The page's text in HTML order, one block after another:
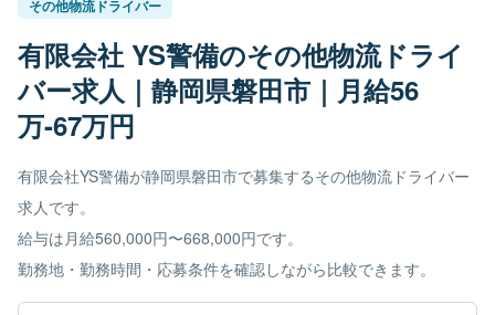
その他物流ドライバー
有限会社 YS警備のその他物流ドライ
バー求人｜静岡県磐田市｜月給56
万-67万円
有限会社YS警備が静岡県磐田市で募集するその他物流ドライバー
求人です。
給与は月給560,000円〜668,000円です。
勤務地・勤務時間・応募条件を確認しながら比較できます。